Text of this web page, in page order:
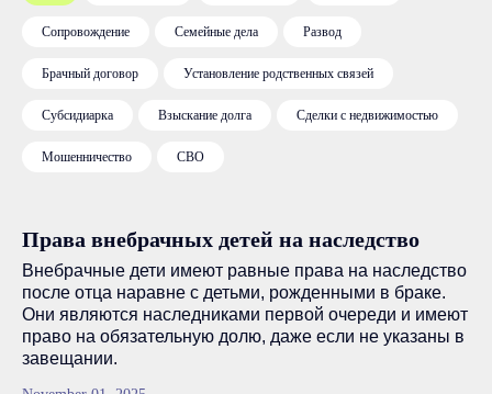
Сопровождение Семейные дела Развод
Брачный договор Установление родственных связей
Субсидиарка Взыскание долга Сделки с недвижимостью
Мошенничество СВО
Права внебрачных детей на наследство
Внебрачные дети имеют равные права на наследство
после отца наравне с детьми, рожденными в браке.
Они являются наследниками первой очереди и имеют
право на обязательную долю, даже если не указаны в
завещании.